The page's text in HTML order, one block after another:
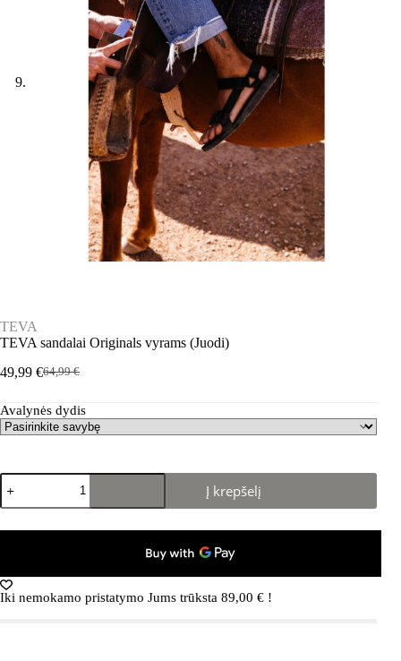
TEVA
TEVA sandalai Originals vyrams (Juodi)
64,99€
Pradinė
buvo:
64,99 €.
49,99 €Dabartinė
yra:
49,99 €.
Avalynės dydis
produkto
kiekis:
TEVA
Į krepšelį
Iki nemokamo pristatymo Jums trūksta 89,00 € !